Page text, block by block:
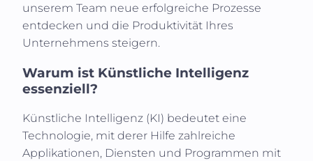
unserem Team neue erfolgreiche Prozesse
entdecken und die Produktivität Ihres
Unternehmens steigern.
Warum ist Künstliche Intelligenz
essenziell?
Künstliche Intelligenz (KI) bedeutet eine
Technologie, mit derer Hilfe zahlreiche
Applikationen, Diensten und Programmen mit